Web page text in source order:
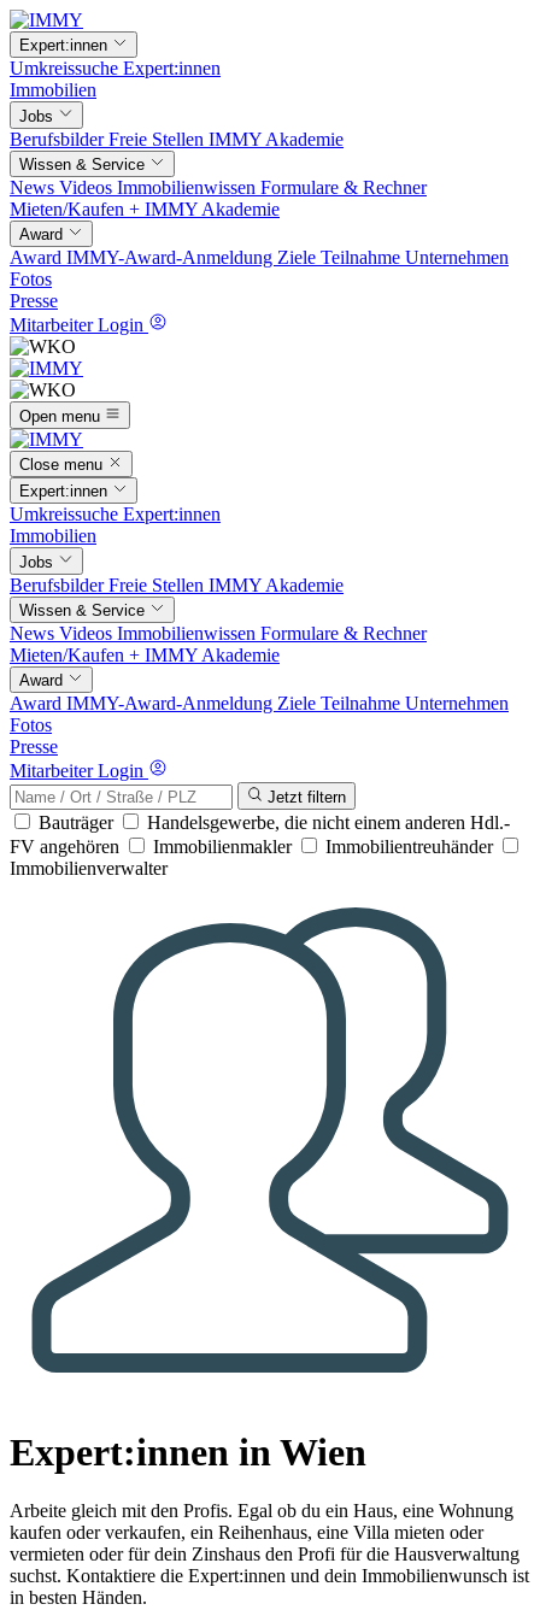
Expert:innen
Umkreissuche Expert:innen
Immobilien
Jobs
BerufsbilderFreie Stellen IMMY Akademie
Wissen & Service
News Videos Immobilienwissen Formulare & Rechner
Mieten/Kaufen + IMMY Akademie
Award
Award IMMY-Award-Anmeldung Ziele Teilnahme Unternehmen
Fotos
Presse
Mitarbeiter Login
Open menu
Close menu
Expert:innen
Umkreissuche Expert:innen
Immobilien
Jobs
BerufsbilderFreie Stellen IMMY Akademie
Wissen & Service
News Videos Immobilienwissen Formulare & Rechner
Mieten/Kaufen + IMMY Akademie
Award
Award IMMY-Award-Anmeldung Ziele Teilnahme Unternehmen
Fotos
Presse
Mitarbeiter Login
Jetzt filtern
Bauträger
Handelsgewerbe, die nicht einem anderen Hdl.-
FV angehören
Immobilienmakler
Immobilientreuhänder
Immobilienverwalter
Expert:innen in Wien
Arbeite gleich mit den Profis. Egal ob du ein Haus, eine Wohnung
kaufen oder verkaufen, ein Reihenhaus, eine Villa mieten oder
vermieten oder für dein Zinshaus den Profi für die Hausverwaltung
suchst. Kontaktiere die Expert:innen und dein Immobilienwunsch ist
in besten Händen.